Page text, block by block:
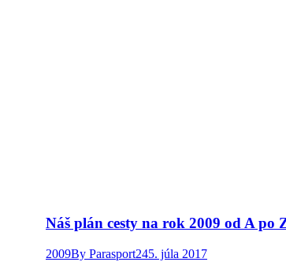
Náš plán cesty na rok 2009 od A po
2009By Parasport245. júla 2017